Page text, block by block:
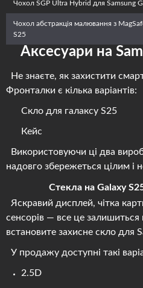
Чохол SGP Ultra Hybrid для Samsung
Чохол абстракція малювання з
S25
Аксесуари на
Не знаєте, як захистити
Фронталки є кілька варіантів:
Скло для галаксу S25
Кейс
Використовуючи ці два
надовго збережеться цілим
Стекла на Galaxy
Яскравий дисплей, чітка
сенсорів — все це залишиться
встановите захисне скло для
У продажу доступні такі
2.5D